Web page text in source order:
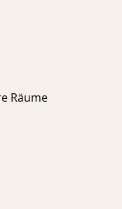
Räume